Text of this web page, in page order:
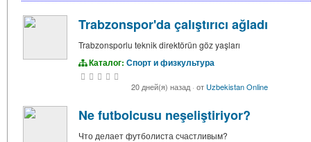
Trabzonspor'da çalıştırıcı ağladı
Trabzonsporlu teknik direktörün göz yaşları
Каталог: Спорт и физкультура
20 дней(я) назад · от Uzbekistan Online
Ne futbolcusu neşeliştiriyor?
Что делает футболиста счастливым?